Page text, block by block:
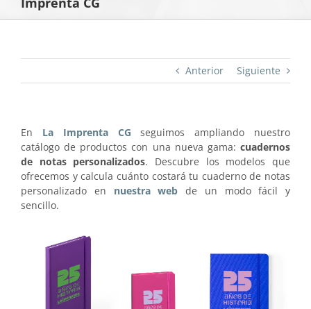
Anterior Siguiente
En La Imprenta CG seguimos ampliando nuestro
catálogo de productos con una nueva gama:cuadernos
de notas personalizados. Descubre los modelos que
ofrecemos y calcula cuánto costará tu cuaderno de notas
personalizado en nuestra web de un modo fácil y
sencillo.